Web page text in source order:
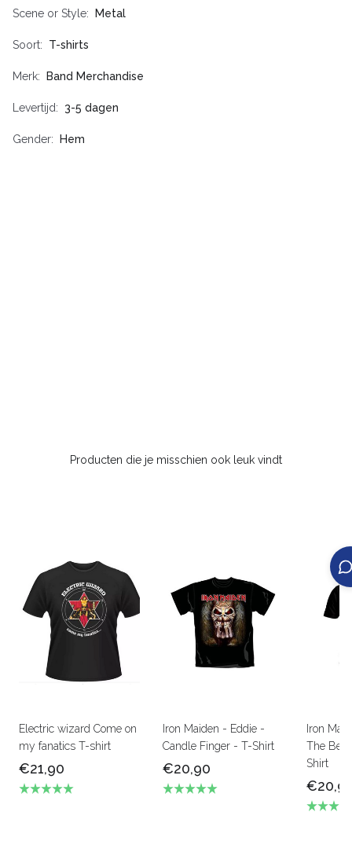
Scene or Style Metal
Soort T-shirts
Merk Band Merchandise
Levertijd 3-5 dagen
Gender Hem
Producten die je misschien ook leuk vindt
Electric wizard Come on
my fanatics T-shirt
€21,90
Iron Maiden - Eddie -
Candle Finger - T-Shirt
€20,90
Iron
The
Shirt